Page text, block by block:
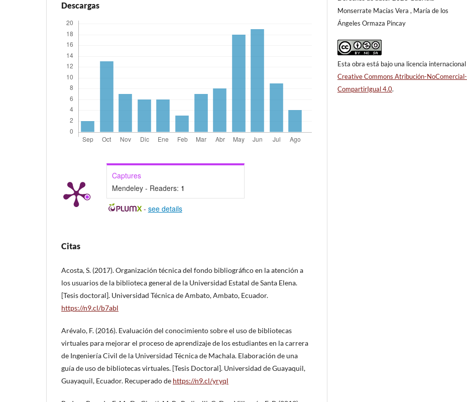
Descargas
Captures
Mendeley - Readers: 1
- see details
Citas
Acosta, S. (2017). Organización técnica del fondo bibliográfico en la atención a
los usuarios de la biblioteca general de la Universidad Estatal de Santa Elena.
[Tesis doctoral]. Universidad Técnica de Ambato, Ambato, Ecuador.
https://n9.cl/b7abl
Arévalo, F. (2016). Evaluación del conocimiento sobre el uso de bibliotecas
virtuales para mejorar el proceso de aprendizaje de los estudiantes en la carrera
de Ingeniería Civil de la Universidad Técnica de Machala. Elaboración de una
guía de uso de bibliotecas virtuales. [Tesis Doctoral]. Universidad de Guayaquil,
Guayaquil, Ecuador. Recuperado de https://n9.cl/yryql
Monserrate Macías Vera , María de los
Ángeles Ormaza Pincay
Esta obra está bajo una licencia internacional
Creative Commons Atribución-NoComercial-
CompartirIgual 4.0.